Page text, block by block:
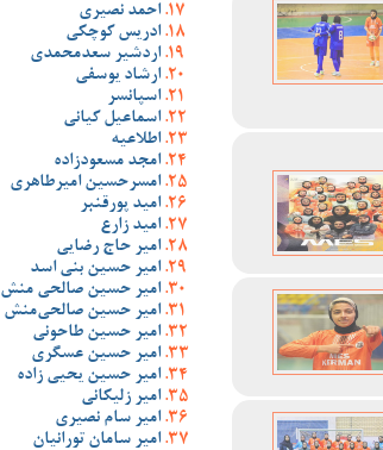
احمد نصیری
ادریس کوچکی
اردشیر سعدمحمدی
ارشاد یوسفی
اسپانسر
اسماعیل کیانی
اطلاعیه
امجد مسعودزاده
امسرحسین امیرطاهری
امید پورقنبر
امید زارع
امیر حاج رضایی
امیر حسین بنی اسد
امیر حسین صالحی منش
امیر حسین صالحی‌منش
امیر حسین طاحونی
امیر حسین عسگری
امیر حسین یحیی زاده
امیر زلیکانی
امیر سام نصیری
امیر سامان تورانیان